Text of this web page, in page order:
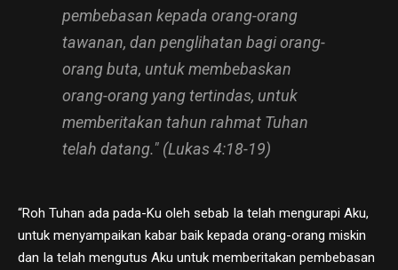
pembebasan kepada orang-orang
tawanan, dan penglihatan bagi orang-
orang buta, untuk membebaskan
orang-orang yang tertindas, untuk
memberitakan tahun rahmat Tuhan
telah datang." (Lukas 4:18-19)
“Roh Tuhan ada pada-Ku oleh sebab Ia telah mengurapi Aku,
untuk menyampaikan kabar baik kepada orang-orang miskin
dan Ia telah mengutus Aku untuk memberitakan pembebasan